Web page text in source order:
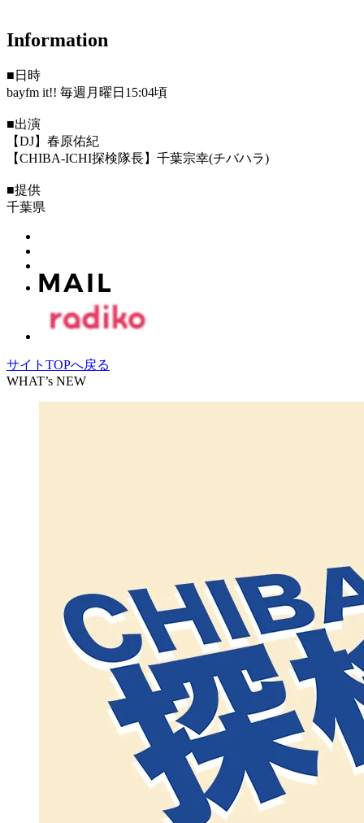
Information
■日時
bayfm it!! 毎週月曜日15:04頃
■出演
【DJ】春原佑紀
【CHIBA-ICHI探検隊長】千葉宗幸(チバハラ)
■提供
千葉県
サイトTOPへ戻る
WHAT’s NEW